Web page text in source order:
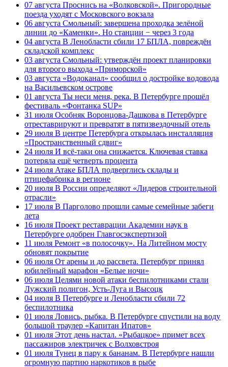
07 августа Проснись на «Волковской». Пригородные
поезда уходят с Московского вокзала
06 августа Смольный: завершена проходка зелёной
линии до «Каменки». Но станции − через 3 года
04 августа В Ленобласти сбили 17 БПЛА, повреждён
складской комплекс
03 августа Смольный: утверждён проект планировки
для второго выхода «Приморской»
03 августа «Водоканал» сообщил о достройке водовода
на Васильевском острове
01 августа Ты неси меня, река. В Петербурге прошёл
фестиваль «Фонтанка SUP»
31 июля Особняк Воронцова-Дашкова в Петербурге
отреставрируют и превратят в пятизвездочный отель
29 июля В центре Петербурга открылась инсталляция
«Пространственный сдвиг»
24 июля И всё-таки она снижается. Ключевая ставка
потеряла ещё четверть процента
24 июля Атаке БПЛА подверглись склады и
птицефабрика в регионе
20 июля В России определяют «Лидеров строительной
отрасли»
17 июля В Парголово прошли самые семейные забеги
лета
16 июля Проект реставрации Академии наук в
Петербурге одобрен Главгосэкспертизой
11 июля Ремонт «в полосочку». На Литейном мосту
обновят покрытие
06 июля От арены и до рассвета. Петербург принял
юбилейный марафон «Белые ночи»
06 июля Целями новой атаки беспилотниками стали
Лужский полигон, Усть-Луга и Высоцк
04 июля В Петербурге и Ленобласти сбили 72
беспилотника
01 июля Ловись, рыбка. В Петербурге спустили на воду
большой траулер «Капитан Ипатов»
01 июля Этот день настал. «Рыбацкое» примет всех
пассажиров электричек с Волховстроя
01 июля Тунец в пару к бананам. В Петербурге нашли
огромную партию наркотиков в рыбе